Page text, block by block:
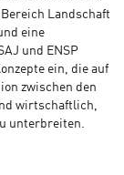
Landschaft
eine
und ENSP
ein, die auf
zwischen den
wirtschaftlich,
unterbreiten.